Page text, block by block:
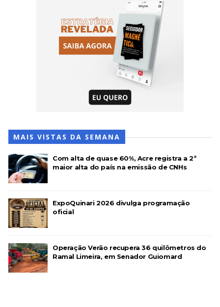
MAIS VISTAS DA SEMANA
Com alta de quase 60%, Acre registra a 2ª
maior alta do país na emissão de CNHs
ExpoQuinari 2026 divulga programação
oficial
Operação Verão recupera 36 quilômetros do
Ramal Limeira, em Senador Guiomard